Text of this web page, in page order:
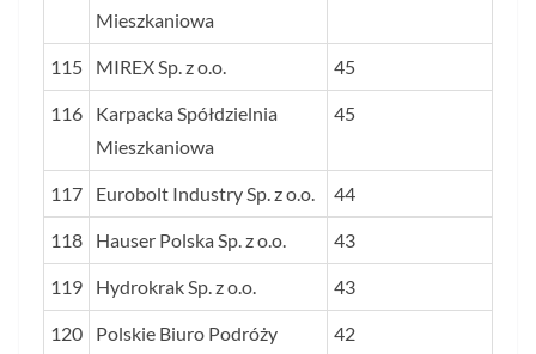
Mieszkaniowa
115 MIREX Sp. z o.o. 45
116
Karpacka Spółdzielnia
Mieszkaniowa
45
117 Eurobolt Industry Sp. z o.o. 44
118 Hauser Polska Sp. z o.o. 43
119 Hydrokrak Sp. z o.o. 43
120
Polskie Biuro Podróży
42